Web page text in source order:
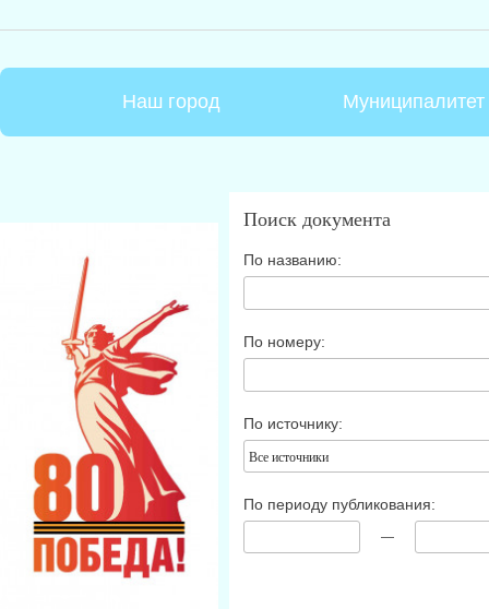
Наш город Муниципалитет
Поиск документа
По названию:
По номеру:
По источнику:
Все источники
По периоду публикования:
—